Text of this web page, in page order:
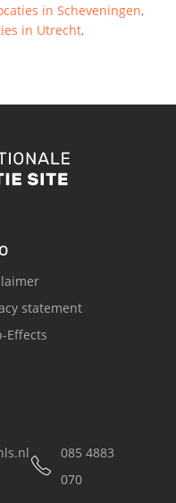
in Scheveningen,
in Utrecht,
statement
Effects
085 4883
070